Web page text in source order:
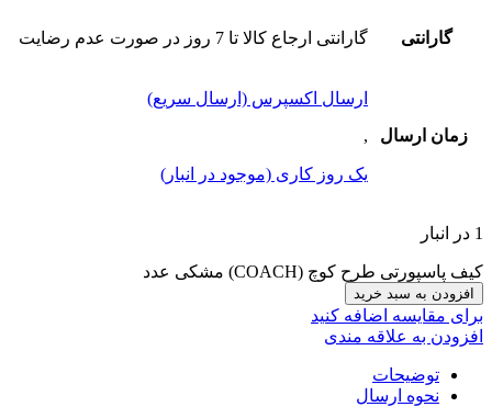
گارانتی گارانتی ارجاع کالا تا 7 روز در صورت عدم رضایت
زمان ارسال
ارسال اکسپرس (ارسال سریع)
,
یک روز کاری (موجود در انبار)
1 در انبار
کیف پاسپورتی طرح کوچ (COACH) مشکی عدد
افزودن به سبد خرید
برای مقایسه اضافه کنید
افزودن به علاقه مندی
توضیحات
نحوه ارسال